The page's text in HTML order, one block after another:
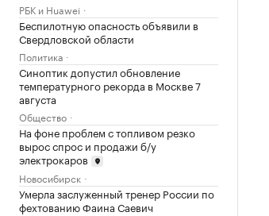
РБК и Huawei
Беспилотную опасность объявили в
Свердловской области
Политика
Синоптик допустил обновление
температурного рекорда в Москве 7
августа
Общество
На фоне проблем с топливом резко
вырос спрос и продажи б/у
электрокаров
Новосибирск
Умерла заслуженный тренер России по
фехтованию Фаина Саевич